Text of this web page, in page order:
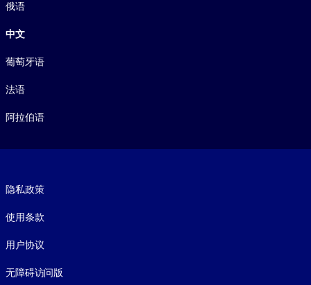
俄语
中文
葡萄牙语
法语
阿拉伯语
隐私政策
使用条款
用户协议
无障碍访问版